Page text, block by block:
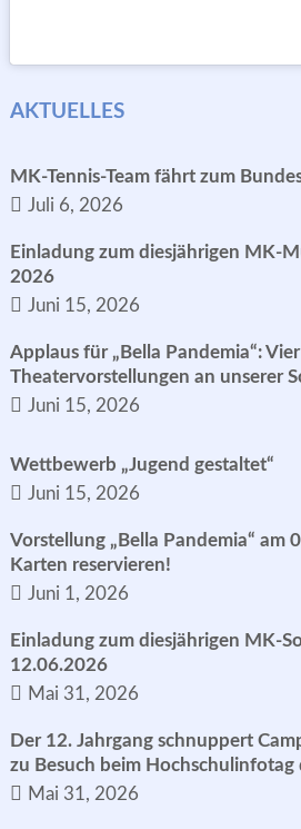
AKTUELLES
MK-Tennis-Team fährt zum
Juli 6, 2026
Einladung zum diesjährigen MK-
2026
Juni 15, 2026
Applaus für „Bella Pandemia“:
Theatervorstellungen an unserer
Juni 15, 2026
Wettbewerb „Jugend gestaltet“
Juni 15, 2026
Vorstellung „Bella Pandemia“ am
Karten reservieren!
Juni 1, 2026
Einladung zum diesjährigen MK-
12.06.2026
Mai 31, 2026
Der 12. Jahrgang schnuppert
zu Besuch beim Hochschulinfotag
Mai 31, 2026